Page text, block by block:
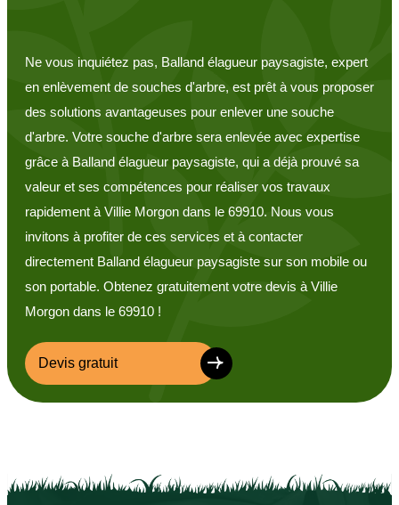
Ne vous inquiétez pas, Balland élagueur paysagiste, expert
en enlèvement de souches d'arbre, est prêt à vous proposer
des solutions avantageuses pour enlever une souche
d'arbre. Votre souche d'arbre sera enlevée avec expertise
grâce à Balland élagueur paysagiste, qui a déjà prouvé sa
valeur et ses compétences pour réaliser vos travaux
rapidement à Villie Morgon dans le 69910. Nous vous
invitons à profiter de ces services et à contacter
directement Balland élagueur paysagiste sur son mobile ou
son portable. Obtenez gratuitement votre devis à Villie
Morgon dans le 69910 !
Devis gratuit